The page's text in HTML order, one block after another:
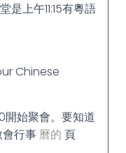
上午11:15有粵語
Chinese
開始聚會。要知道
行事 曆的 頁